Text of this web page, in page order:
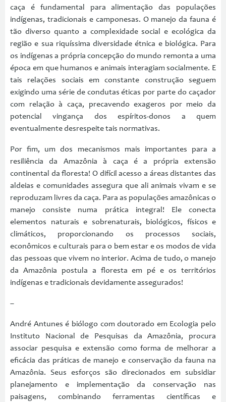
caça é fundamental para alimentação das populações
indígenas, tradicionais e camponesas. O manejo da fauna é
tão diverso quanto a complexidade social e ecológica da
região e sua riquíssima diversidade étnica e biológica. Para
os indígenas a própria concepção do mundo remonta a uma
época em que humanos e animais interagiam socialmente. E
tais relações sociais em constante construção seguem
exigindo uma série de condutas éticas por parte do caçador
com relação à caça, precavendo exageros por meio da
potencial vingança dos espíritos-donos a quem
eventualmente desrespeite tais normativas.
Por fim, um dos mecanismos mais importantes para a
resiliência da Amazônia à caça é a própria extensão
continental da floresta! O difícil acesso a áreas distantes das
aldeias e comunidades assegura que ali animais vivam e se
reproduzam livres da caça. Para as populações amazônicas o
manejo consiste numa prática integral! Ele conecta
elementos naturais e sobrenaturais, biológicos, físicos e
climáticos, proporcionando os processos sociais,
econômicos e culturais para o bem estar e os modos de vida
das pessoas que vivem no interior. Acima de tudo, o manejo
da Amazônia postula a floresta em pé e os territórios
indígenas e tradicionais devidamente assegurados!
–
André Antunes é biólogo com doutorado em Ecologia pelo
Instituto Nacional de Pesquisas da Amazônia, procura
associar pesquisa e extensão como forma de melhorar a
eficácia das práticas de manejo e conservação da fauna na
Amazônia. Seus esforços são direcionados em subsidiar
planejamento e implementação da conservação nas
paisagens, combinando ferramentas científicas e